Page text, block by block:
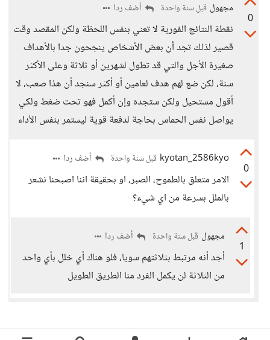
0
مجهول قبل سنة واحدة أضف ردا
نقطة النتائج الفورية لا تعني بنفس اللحظة ولكن المقصد وقت
قصير لذلك تجد أن بعض الأشخاص ينجحون جدا بالأهداف
صغيرة الأجل والتي قد تطول لشهرين أو ثلاثة وعلى الأكثر
سنة، لكن ضع لهم هدف لعامين أو أكثر سنجد أن هذا صعب، لا
أقول مستحيل ولكن ستجده وإن أكمل فهو تحت ضغط ولكي
يواصل نفس الحماس بحاجة لدفعة قوية ليستمر بنفس الأداء
0
kyotan_2586kyo قبل سنة واحدة أضف ردا
الامر متعلق بالطموح، الصبر، او بحقيقة اننا اصبحنا نشعر
بالملل بسرعة من اي شيء؟
1
مجهول قبل سنة واحدة أضف ردا
أجد أنه مرتبط بثلاثتهم سويا، فلو هناك أي خلل بأي واحد
من الثلاثة لن يكمل الفرد منا الطريق الطويل